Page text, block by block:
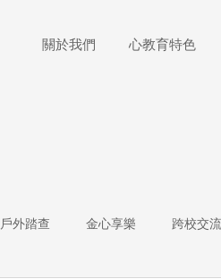
關於我們 心教育特色
戶外踏查 金心享樂 跨校交流